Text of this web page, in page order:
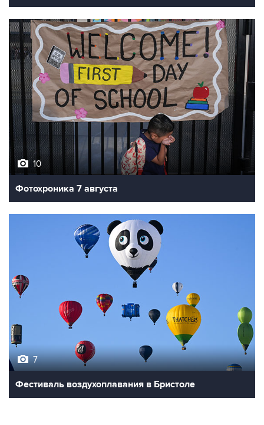
10
Фотохроника 7 августа
7
Фестиваль воздухоплавания в Бристоле